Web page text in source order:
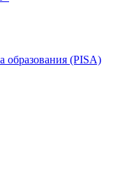
образования (PISA)